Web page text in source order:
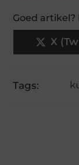
Goed artikel?
X
Tags: